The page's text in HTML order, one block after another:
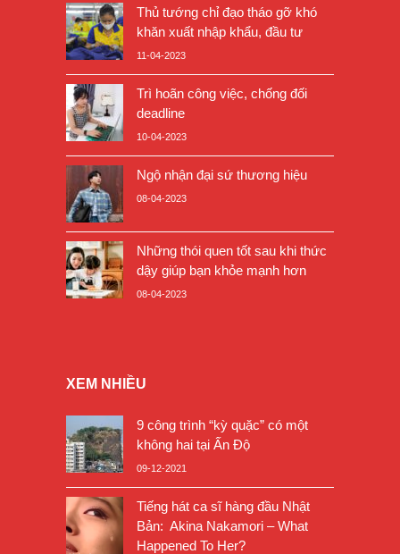
Thủ tướng chỉ đạo tháo gỡ khó
khăn xuất nhập khẩu, đầu tư
11-04-2023
Trì hoãn công việc, chống đối
deadline
10-04-2023
Ngộ nhận đại sứ thương hiệu
08-04-2023
Những thói quen tốt sau khi thức
dậy giúp bạn khỏe mạnh hơn
08-04-2023
XEM NHIỀU
9 công trình “kỳ quặc” có một
không hai tại Ấn Độ
09-12-2021
Tiếng hát ca sĩ hàng đầu Nhật
Bản: Akina Nakamori – What
Happened To Her?